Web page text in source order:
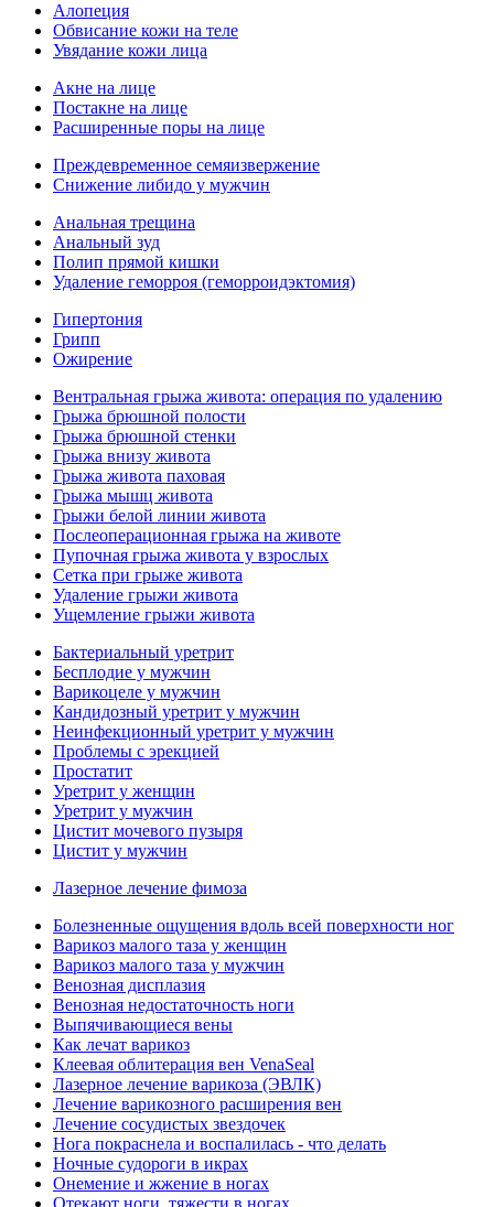
Алопеция
Обвисание кожи на теле
Увядание кожи лица
Акне на лице
Постакне на лице
Расширенные поры на лице
Преждевременное семяизвержение
Снижение либидо у мужчин
Анальная трещина
Анальный зуд
Полип прямой кишки
Удаление геморроя (геморроидэктомия)
Гипертония
Грипп
Ожирение
Вентральная грыжа живота: операция по удалению
Грыжа брюшной полости
Грыжа брюшной стенки
Грыжа внизу живота
Грыжа живота паховая
Грыжа мышц живота
Грыжи белой линии живота
Послеоперационная грыжа на животе
Пупочная грыжа живота у взрослых
Сетка при грыже живота
Удаление грыжи живота
Ущемление грыжи живота
Бактериальный уретрит
Бесплодие у мужчин
Варикоцеле у мужчин
Кандидозный уретрит у мужчин
Неинфекционный уретрит у мужчин
Проблемы с эрекцией
Простатит
Уретрит у женщин
Уретрит у мужчин
Цистит мочевого пузыря
Цистит у мужчин
Лазерное лечение фимоза
Болезненные ощущения вдоль всей поверхности ног
Варикоз малого таза у женщин
Варикоз малого таза у мужчин
Венозная дисплазия
Венозная недостаточность ноги
Выпячивающиеся вены
Как лечат варикоз
Клеевая облитерация вен VenaSeal
Лазерное лечение варикоза (ЭВЛК)
Лечение варикозного расширения вен
Лечение сосудистых звездочек
Нога покраснела и воспалилась - что делать
Ночные судороги в икрах
Онемение и жжение в ногах
Отекают ноги, тяжести в ногах